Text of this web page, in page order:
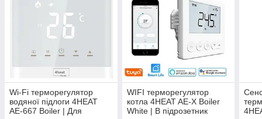
Wi-Fi терморегулятор
водяної підлоги 4HEAT
AE-667 Boiler | Для
WIFI терморегулятор
котла 4HEAT AE-X Boiler
White | В підрозетник